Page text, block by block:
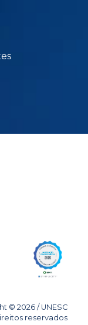
© 2026 / UNESC
reservados